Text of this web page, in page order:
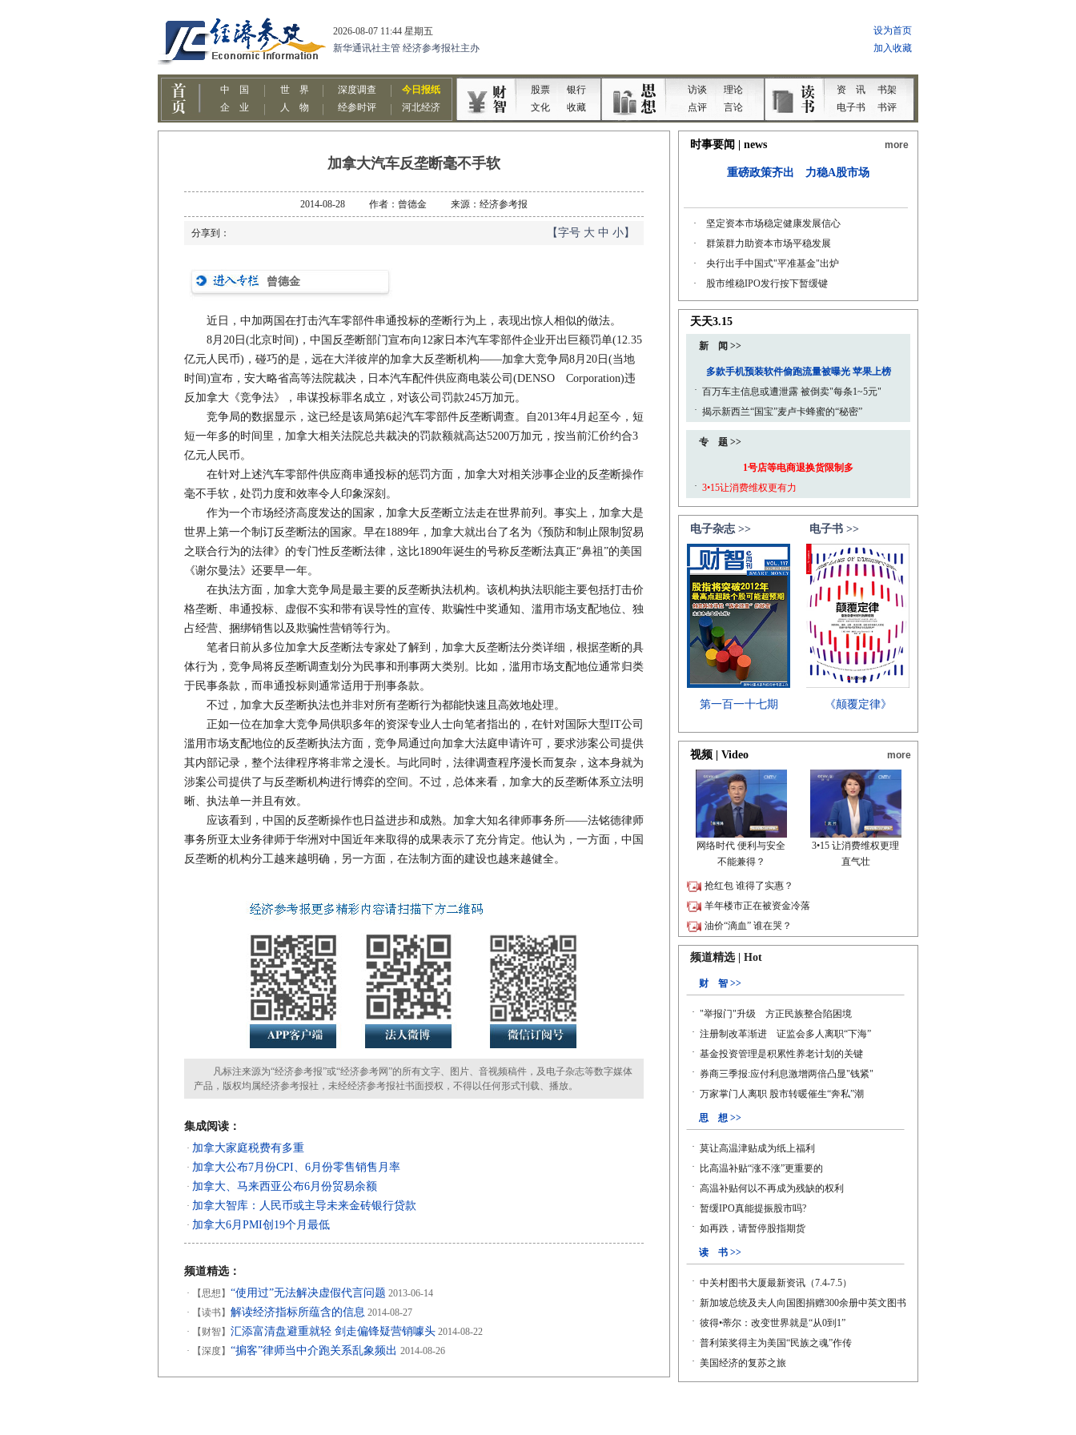
加拿大汽车反垄断毫不手软
2014-08-28 作者：曾德金 来源：经济参考报
分享到： 【字号 大 中 小】
曾德金
近日，中加两国在打击汽车零部件串通投标的垄断行为上，表现出惊人相似的做法。
8月20日(北京时间)，中国反垄断部门宣布向12家日本汽车零部件企业开出巨额罚单(12.35
亿元人民币)，碰巧的是，远在大洋彼岸的加拿大反垄断机构——加拿大竞争局8月20日(当地
时间)宣布，安大略省高等法院裁决，日本汽车配件供应商电装公司(DENSO Corporation)违
反加拿大《竞争法》，串谋投标罪名成立，对该公司罚款245万加元。
竞争局的数据显示，这已经是该局第6起汽车零部件反垄断调查。自2013年4月起至今，短
短一年多的时间里，加拿大相关法院总共裁决的罚款额就高达5200万加元，按当前汇价约合3
亿元人民币。
在针对上述汽车零部件供应商串通投标的惩罚方面，加拿大对相关涉事企业的反垄断操作
毫不手软，处罚力度和效率令人印象深刻。
作为一个市场经济高度发达的国家，加拿大反垄断立法走在世界前列。事实上，加拿大是
世界上第一个制订反垄断法的国家。早在1889年，加拿大就出台了名为《预防和制止限制贸易
之联合行为的法律》的专门性反垄断法律，这比1890年诞生的号称反垄断法真正“鼻祖”的美国
《谢尔曼法》还要早一年。
在执法方面，加拿大竞争局是最主要的反垄断执法机构。该机构执法职能主要包括打击价
格垄断、串通投标、虚假不实和带有误导性的宣传、欺骗性中奖通知、滥用市场支配地位、独
占经营、捆绑销售以及欺骗性营销等行为。
笔者日前从多位加拿大反垄断法专家处了解到，加拿大反垄断法分类详细，根据垄断的具
体行为，竞争局将反垄断调查划分为民事和刑事两大类别。比如，滥用市场支配地位通常归类
于民事条款，而串通投标则通常适用于刑事条款。
不过，加拿大反垄断执法也并非对所有垄断行为都能快速且高效地处理。
正如一位在加拿大竞争局供职多年的资深专业人士向笔者指出的，在针对国际大型IT公司
滥用市场支配地位的反垄断执法方面，竞争局通过向加拿大法庭申请许可，要求涉案公司提供
其内部记录，整个法律程序将非常之漫长。与此同时，法律调查程序漫长而复杂，这本身就为
涉案公司提供了与反垄断机构进行博弈的空间。不过，总体来看，加拿大的反垄断体系立法明
晰、执法单一并且有效。
应该看到，中国的反垄断操作也日益进步和成熟。加拿大知名律师事务所——法铭德律师
事务所亚太业务律师于华洲对中国近年来取得的成果表示了充分肯定。他认为，一方面，中国
反垄断的机构分工越来越明确，另一方面，在法制方面的建设也越来越健全。
凡标注来源为“经济参考报”或“经济参考网”的所有文字、图片、音视频稿件，及电子杂志等数字媒体
产品，版权均属经济参考报社，未经经济参考报社书面授权，不得以任何形式刊载、播放。
集成阅读：
· 加拿大家庭税费有多重
· 加拿大公布7月份CPI、6月份零售销售月率
· 加拿大、马来西亚公布6月份贸易余额
· 加拿大智库：人民币或主导未来金砖银行贷款
· 加拿大6月PMI创19个月最低
频道精选：
· 【思想】 “使用过”无法解决虚假代言问题 2013-06-14
·
【读书】 解读经济指标所蕴含的信息 2014-08-27
·
【财智】 汇添富清盘避重就轻 剑走偏锋疑营销噱头 2014-08-22
·
【深度】 “掮客”律师当中介跑关系乱象频出 2014-08-26